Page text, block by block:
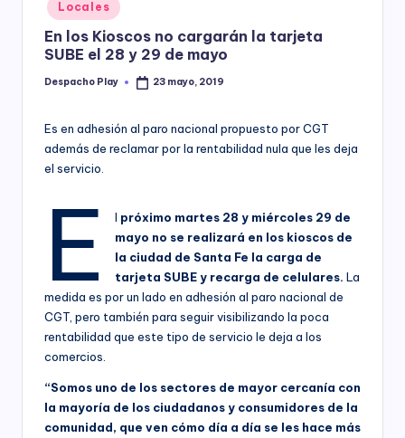
y
in
Locales
En los Kioscos no cargarán la tarjeta
SUBE el 28 y 29 de mayo
Posted
Despacho Play 23 mayo, 2019
Es en adhesión al paro nacional propuesto por CGT
además de reclamar por la rentabilidad nula que les deja
el servicio.
E l próximo martes 28 y miércoles 29 de
mayo no se realizará en los kioscos de
la ciudad de Santa Fe la carga de
tarjeta SUBE y recarga de celulares. La
medida es por un lado en adhesión al paro nacional de
CGT, pero también para seguir visibilizando la poca
rentabilidad que este tipo de servicio le deja a los
comercios.
“Somos uno de los sectores de mayor cercanía con
la mayoría de los ciudadanos y consumidores de la
comunidad, que ven cómo día a día se les hace más